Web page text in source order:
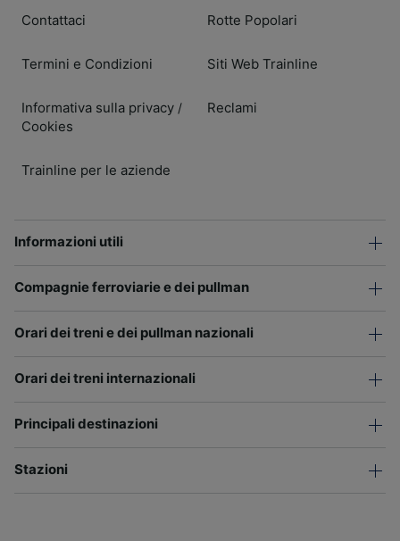
Contattaci
Termini e Condizioni
Informativa sulla privacy /
Cookies
Trainline per le aziende
Rotte Popolari
Siti Web Trainline
Reclami
Informazioni utili
Compagnie ferroviarie e dei pullman
Orari dei treni e dei pullman nazionali
Orari dei treni internazionali
Principali destinazioni
Stazioni